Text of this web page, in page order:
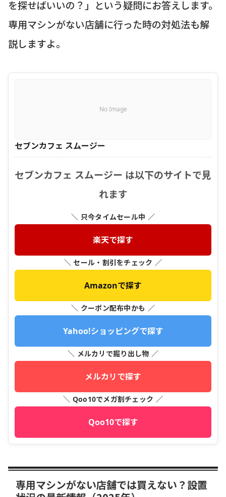
を探せばいいの？」という疑問にお答えします。
専用マシンがない店舗に行った時の対処法も解
説しますよ。
No Image
セブンカフェ スムージー
セブンカフェ スムージー は以下のサイトで見
れます
＼ 只今タイムセール中 ／
楽天で探す
＼ セール・割引をチェック ／
Amazonで探す
＼ クーポン配布中かも ／
Yahoo!ショッピングで探す
＼ メルカリで掘り出し物 ／
メルカリで探す
＼ Qoo10でメガ割チェック ／
Qoo10で探す
専用マシンがない店舗では買えない？設置